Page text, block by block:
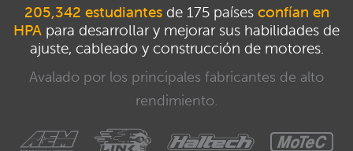
205,342 estudiantesde 175 países confían en
HPA para desarrollar y mejorar sus habilidades de
ajuste, cableado y construcción de motores.
Avalado por los principales fabricantes de alto
rendimiento.